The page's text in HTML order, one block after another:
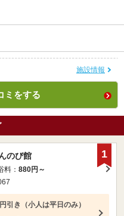
施設情報
ミをする
のび館
料： 880円～
き（小人は平日のみ）
1